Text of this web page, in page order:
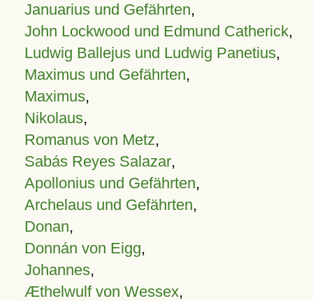
Januarius und Gefährten,
John Lockwood und Edmund Catherick,
Ludwig Ballejus und Ludwig Panetius,
Maximus und Gefährten,
Maximus,
Nikolaus,
Romanus von Metz,
Sabás Reyes Salazar,
Apollonius und Gefährten,
Archelaus und Gefährten,
Donan,
Donnán von Eigg,
Johannes,
Æthelwulf von Wessex,